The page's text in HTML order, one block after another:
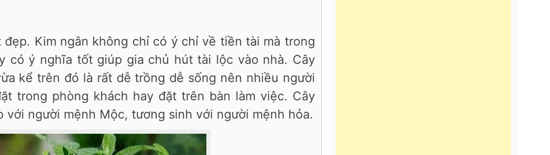
Kim ngân không chỉ có ý chỉ về tiền tài mà trong
có ý nghĩa tốt giúp gia chủ hút tài lộc vào nhà. Cây
kể trên đó là rất dễ trồng dễ sống nên nhiều người
trong phòng khách hay đặt trên bàn làm việc. Cây
người mệnh Mộc, tương sinh với người mệnh hỏa.